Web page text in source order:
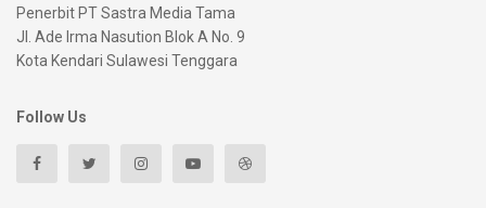
Penerbit PT Sastra Media Tama
Jl. Ade Irma Nasution Blok A No. 9
Kota Kendari Sulawesi Tenggara
Follow Us